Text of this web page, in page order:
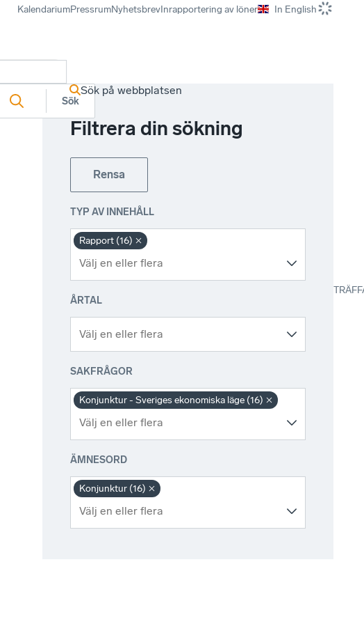
KalendariumPressrumNyhetsbrevInrapportering av löner In English
Sök på webbplatsen
Filtrera din sökning
Rensa
TYP AV INNEHÅLL
Rapport (16)
ÅRTAL
SAKFRÅGOR
Konjunktur - Sveriges ekonomiska läge (16)
ÄMNESORD
Konjunktur (16)
Sök